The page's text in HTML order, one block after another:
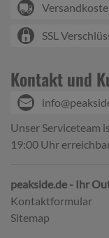
SSL
Kontakt und
Unser Serviceteam
19:00 Uhr
peakside.de - Ihr
Kontaktformular
Sitemap